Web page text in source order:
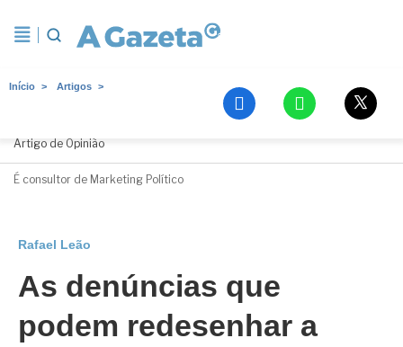
Início Artigos
Artigo de Opinião
É consultor de Marketing Político
Rafael Leão
As denúncias que
podem redesenhar a